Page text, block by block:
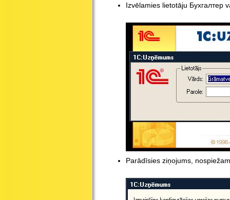
Izvēlamies lietotāju Бухгалтер
Parādīsies ziņojums, nospiežam